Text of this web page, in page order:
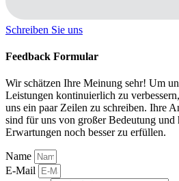
Schreiben Sie uns
Feedback Formular
Wir schätzen Ihre Meinung sehr! Um
Leistungen kontinuierlich zu
uns ein paar Zeilen zu schreiben. Ihre
sind für uns von großer Bedeutung und
Erwartungen noch besser zu erfüllen.
Name
E-Mail